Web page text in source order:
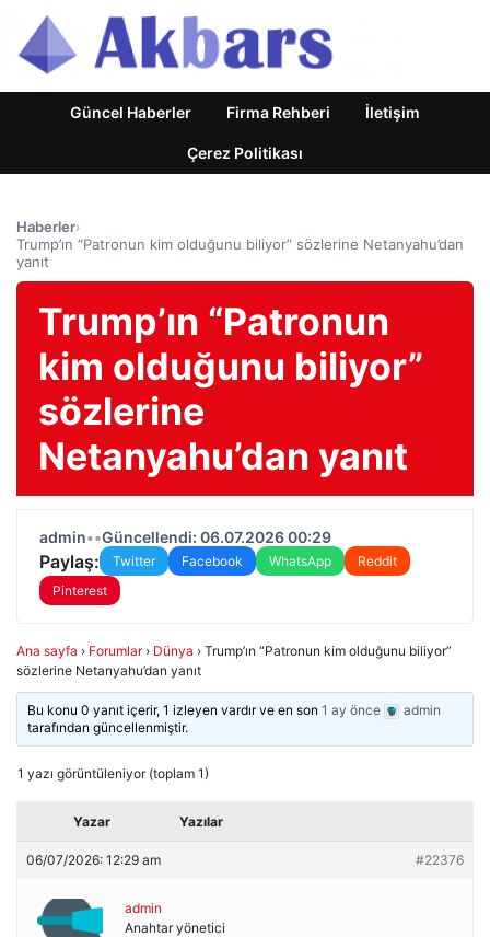
Güncel Haberler Firma Rehberi İletişim
Çerez Politikası
Haberler›
Trump’ın “Patronun kim olduğunu biliyor” sözlerine Netanyahu’dan
yanıt
Trump’ın “Patronun
kim olduğunu biliyor”
sözlerine
Netanyahu’dan yanıt
admin••Güncellendi: 06.07.2026 00:29
Paylaş: Twitter Facebook WhatsApp
Reddit
Pinterest
Ana sayfa › Forumlar › Dünya › Trump’ın “Patronun kim olduğunu biliyor”
sözlerine Netanyahu’dan yanıt
Bu konu 0 yanıt içerir, 1 izleyen vardır ve en son1 ay önce
admin
tarafından güncellenmiştir.
1 yazı görüntüleniyor (toplam 1)
Yazar Yazılar
06/07/2026: 12:29 am #22376
admin
Anahtar yönetici